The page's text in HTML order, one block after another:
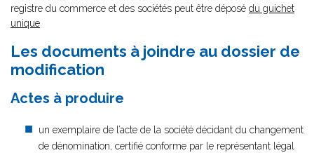
registre du commerce et des sociétés peut être déposé du guichet
unique
Les documents à joindre au dossier de
modification
Actes à produire
un exemplaire de l’acte de la société décidant du changement
de dénomination, certifié conforme par le représentant légal